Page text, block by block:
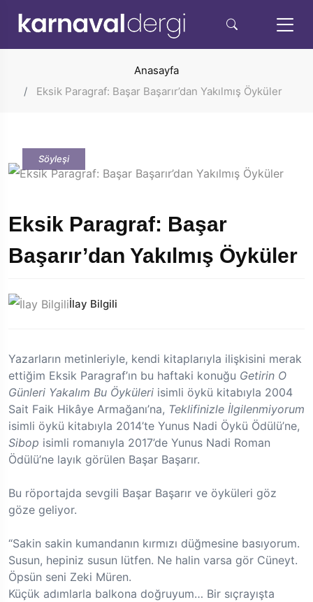
Anasayfa
Eksik Paragraf: Başar Başarır’dan Yakılmış Öyküler
Söyleşi
Eksik Paragraf: Başar
Başarır’dan Yakılmış Öyküler
İlay Bilgili
Yazarların metinleriyle, kendi kitaplarıyla ilişkisini merak
ettiğim Eksik Paragraf’ın bu haftaki konuğu Getirin O
Günleri Yakalım Bu Öyküleri isimli öykü kitabıyla 2004
Sait Faik Hikâye Armağanı’na, Teklifinizle İlgilenmiyorum
isimli öykü kitabıyla 2014’te Yunus Nadi Öykü Ödülü’ne,
Sibop isimli romanıyla 2017’de Yunus Nadi Roman
Ödülü’ne layık görülen Başar Başarır.
Bu röportajda sevgili Başar Başarır ve öyküleri göz
göze geliyor.
“Sakin sakin kumandanın kırmızı düğmesine basıyorum.
Susun, hepiniz susun lütfen. Ne halin varsa gör Cüneyt.
Öpsün seni Zeki Müren.
Küçük adımlarla balkona doğruyum… Bir sıçrayışta